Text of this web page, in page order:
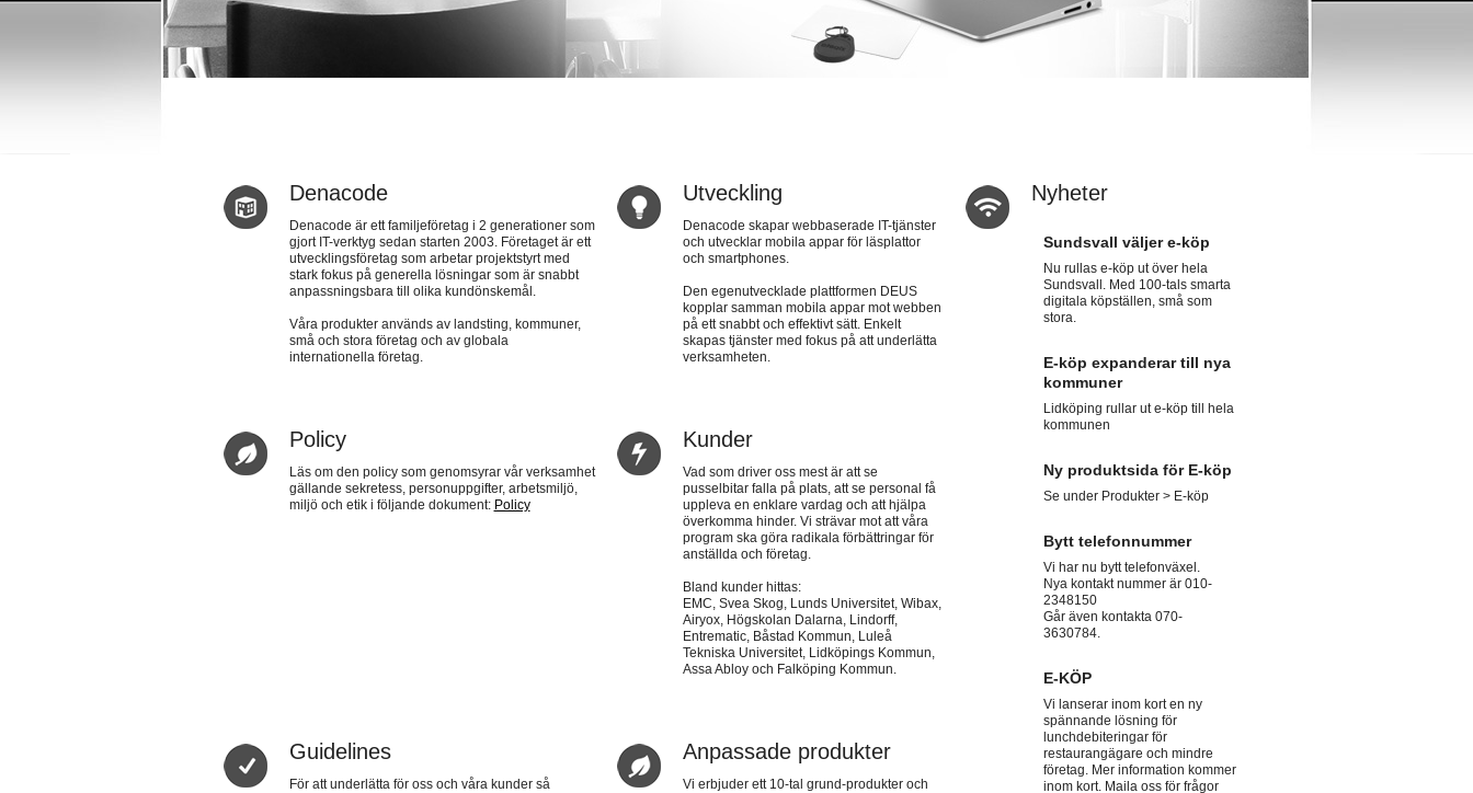
Denacode
Denacode är ett familjeföretag i 2 generationer som
gjort IT-verktyg sedan starten 2003. Företaget är ett
utvecklingsföretag som arbetar projektstyrt med
stark fokus på generella lösningar som är snabbt
anpassningsbara till olika kundönskemål.
Våra produkter används av landsting, kommuner,
små och stora företag och av globala
internationella företag.
Utveckling
Denacode skapar webbaserade IT-tjänster
och utvecklar mobila appar för läsplattor
och smartphones.
Den egenutvecklade plattformen DEUS
kopplar samman mobila appar mot webben
på ett snabbt och effektivt sätt. Enkelt
skapas tjänster med fokus på att underlätta
verksamheten.
Nyheter
Sundsvall väljer e-köp
Nu rullas e-köp ut över hela
Sundsvall. Med 100-tals smarta
digitala köpställen, små som
stora.
E-köp expanderar till nya
kommuner
Lidköping rullar ut e-köp till hela
kommunen
Ny produktsida för E-köp
Se under Produkter > E-köp
Bytt telefonnummer
Vi har nu bytt telefonväxel.
Nya kontakt nummer är 010-
2348150
Går även kontakta 070-
3630784.
E-KÖP
Vi lanserar inom kort en ny
spännande lösning för
lunchdebiteringar för
restaurangägare och mindre
företag. Mer information kommer
inom kort. Maila oss för frågor
Policy
Läs om den policy som genomsyrar vår verksamhet
gällande sekretess, personuppgifter, arbetsmiljö,
miljö och etik i följande dokument: Policy
Kunder
Vad som driver oss mest är att se
pusselbitar falla på plats, att se personal få
uppleva en enklare vardag och att hjälpa
överkomma hinder. Vi strävar mot att våra
program ska göra radikala förbättringar för
anställda och företag.
Bland kunder hittas:
EMC, Svea Skog, Lunds Universitet, Wibax,
Airyox, Högskolan Dalarna, Lindorff,
Entrematic, Båstad Kommun, Luleå
Tekniska Universitet, Lidköpings Kommun,
Assa Abloy och Falköping Kommun.
Guidelines
För att underlätta för oss och våra kunder så
Anpassade produkter
Vi erbjuder ett 10-tal grund-produkter och